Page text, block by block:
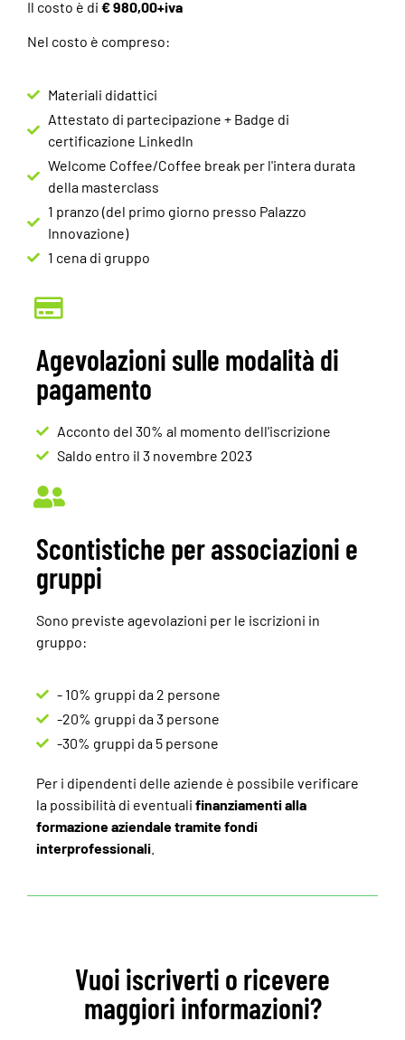
Il costo è di € 980,00+iva
Nel costo è compreso:
Materiali didattici
Attestato di partecipazione + Badge di
certificazione LinkedIn
Welcome Coffee/Coffee break per l'intera durata
della masterclass
1 pranzo (del primo giorno presso Palazzo
Innovazione)
1 cena di gruppo
Agevolazioni sulle modalità di
pagamento
Acconto del 30% al momento dell'iscrizione
Saldo entro il 3 novembre 2023
Scontistiche per associazioni e
gruppi
Sono previste agevolazioni per le iscrizioni in
gruppo:
- 10% gruppi da 2 persone
-20% gruppi da 3 persone
-30% gruppi da 5 persone
Per i dipendenti delle aziende è possibile verificare
la possibilità di eventuali finanziamenti alla
formazione aziendaletramite fondi
interprofessionali
Vuoi iscriverti o ricevere
maggiori informazioni?